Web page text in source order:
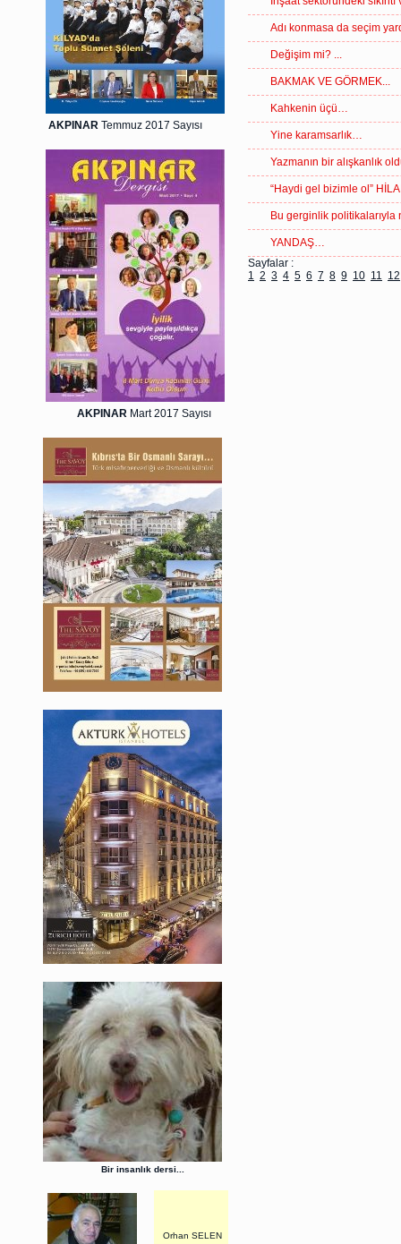
AKPINAR Temmuz 2017 Sayısı
AKPINAR Mart 2017 Sayısı
Bir insanlık dersi...
Orhan SELEN
Adı konmasa da seçim
Değişim mi? ...
BAKMAK VE GÖRMEK...
Kahkenin üçü…
Yine karamsarlık…
Yazmanın bir alışkanlık
“Haydi gel bizimle ol”
Bu gerginlik politikalarıyla
YANDAŞ…
Sayfalar :
1 2 3 4 5 6 7 8 9 10 11 12